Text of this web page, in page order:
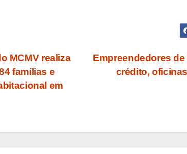
Empreendedores
crédito,
MCMV realiza
famílias e
em